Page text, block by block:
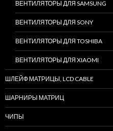
ВЕНТИЛЯТОРЫ ДЛЯ SAMSUNG
ВЕНТИЛЯТОРЫ ДЛЯ SONY
ВЕНТИЛЯТОРЫ ДЛЯ TOSHIBA
ВЕНТИЛЯТОРЫ ДЛЯ XIAOMI
ШЛЕЙФ МАТРИЦЫ, LCD CABLE
ШАРНИРЫ МАТРИЦ
ЧИПЫ